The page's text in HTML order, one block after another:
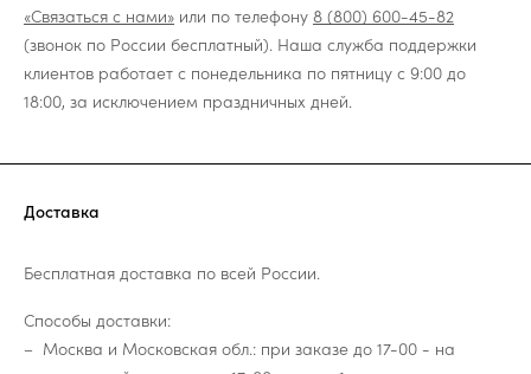
«Связаться с нами» или по телефону 8 (800) 600-45-82
(звонок по России бесплатный). Наша служба поддержки
клиентов работает с понедельника по пятницу с 9:00 до
18:00, за исключением праздничных дней.
Доставка
Бесплатная доставка по всей России.
Способы доставки:
Москва и Московская обл.: при заказе до 17-00 - на